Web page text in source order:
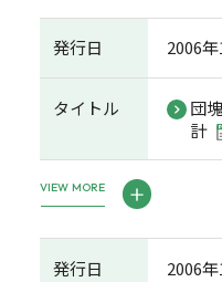
発行日 2006
タイトル
団
計
VIEW MORE
発行日 2006